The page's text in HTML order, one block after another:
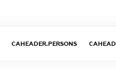
CAHEADER.PERSONS